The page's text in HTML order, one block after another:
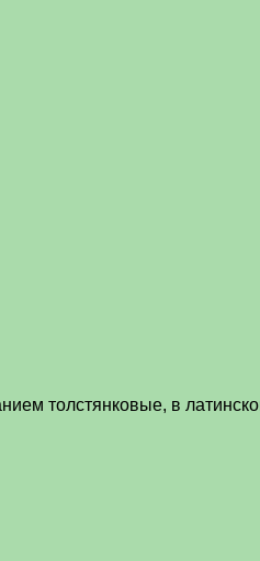
толстянковые, в